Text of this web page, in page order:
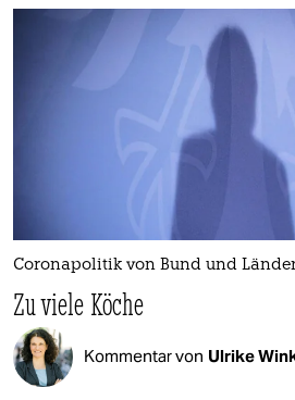
Coronapolitik von Bund und
Zu viele Köche
Kommentar von Ulrike